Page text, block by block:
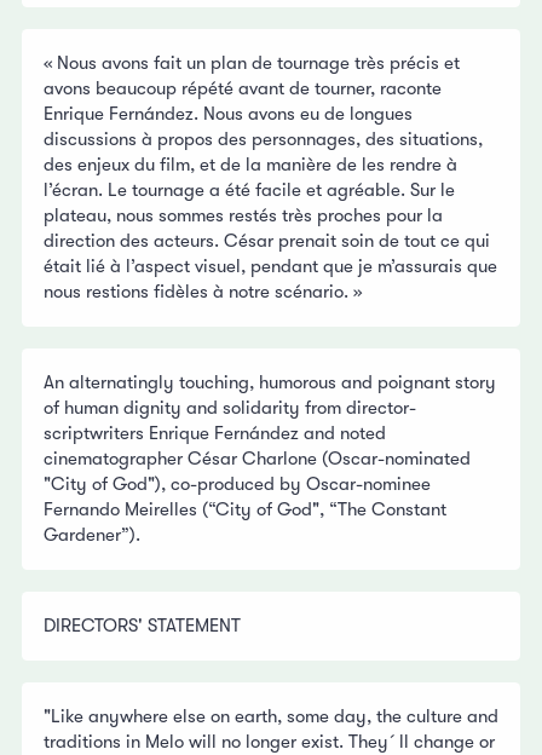
« Nous avons fait un plan de tournage très précis et
avons beaucoup répété avant de tourner, raconte
Enrique Fernández. Nous avons eu de longues
discussions à propos des personnages, des situations,
des enjeux du film, et de la manière de les rendre à
l’écran. Le tournage a été facile et agréable. Sur le
plateau, nous sommes restés très proches pour la
direction des acteurs. César prenait soin de tout ce qui
était lié à l’aspect visuel, pendant que je m’assurais que
nous restions fidèles à notre scénario. »
An alternatingly touching, humorous and poignant story
of human dignity and solidarity from director-
scriptwriters Enrique Fernández and noted
cinematographer César Charlone (Oscar-nominated
"City of God"), co-produced by Oscar-nominee
Fernando Meirelles (“City of God", “The Constant
Gardener”).
DIRECTORS' STATEMENT
"Like anywhere else on earth, some day, the culture and
traditions in Melo will no longer exist. They´ll change or